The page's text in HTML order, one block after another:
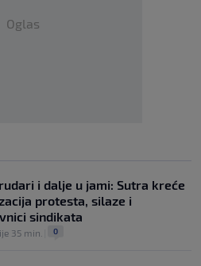
Oglas
i dalje u jami: Sutra kreće
protesta, silaze i
sindikata
35 min. 0